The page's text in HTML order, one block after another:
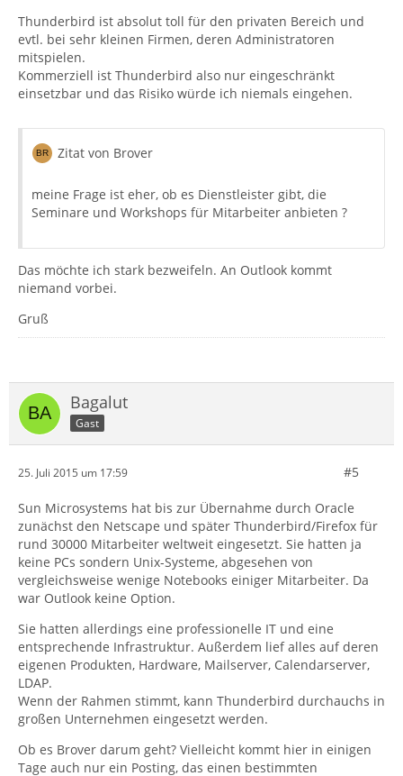
Thunderbird ist absolut toll für den privaten Bereich und
evtl. bei sehr kleinen Firmen, deren Administratoren
mitspielen.
Kommerziell ist Thunderbird also nur eingeschränkt
einsetzbar und das Risiko würde ich niemals eingehen.
Zitat von Brover
meine Frage ist eher, ob es Dienstleister gibt, die
Seminare und Workshops für Mitarbeiter anbieten ?
Das möchte ich stark bezweifeln. An Outlook kommt
niemand vorbei.
Gruß
Bagalut
Gast
25. Juli 2015 um 17:59 #5
Sun Microsystems hat bis zur Übernahme durch Oracle
zunächst den Netscape und später Thunderbird/Firefox für
rund 30000 Mitarbeiter weltweit eingesetzt. Sie hatten ja
keine PCs sondern Unix-Systeme, abgesehen von
vergleichsweise wenige Notebooks einiger Mitarbeiter. Da
war Outlook keine Option.
Sie hatten allerdings eine professionelle IT und eine
entsprechende Infrastruktur. Außerdem lief alles auf deren
eigenen Produkten, Hardware, Mailserver, Calendarserver,
LDAP.
Wenn der Rahmen stimmt, kann Thunderbird durchauchs in
großen Unternehmen eingesetzt werden.
Ob es Brover darum geht? Vielleicht kommt hier in einigen
Tage auch nur ein Posting, das einen bestimmten